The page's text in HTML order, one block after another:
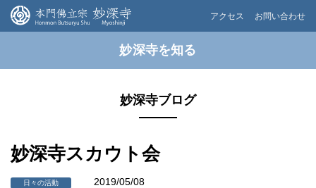
アクセス お問い合わせ
妙深寺を知る
妙深寺ブログ
妙深寺スカウト会
日々の活動 2019/05/08